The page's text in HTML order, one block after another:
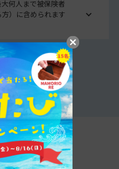
何人まで被保険者
方）に含められます
ご質問をみる
情報局